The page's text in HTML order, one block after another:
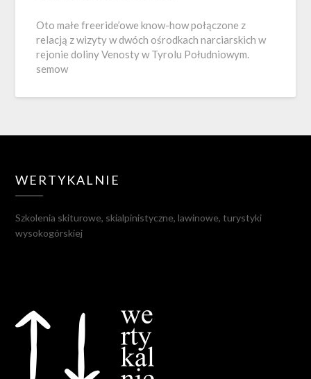
Oto małe freeride’owe know-how połączone z
relacją z wizyty w dwóch ośrodkach narciarskich w
rejonie doliny Venosty w Tyrolu Południowym.
semow
WERTYKALNIE
Szkolenia skiturowe, skialpinistyczne, lawinowe, turystyki
wysokogórskiej